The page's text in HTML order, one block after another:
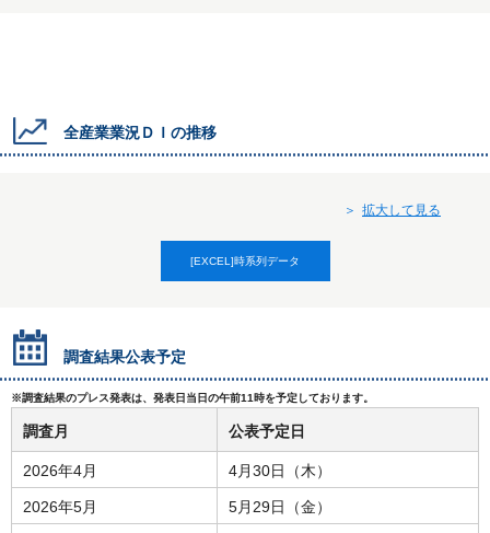
全産業業況ＤＩの推移
拡大して見る
[EXCEL]時系列データ
調査結果公表予定
※調査結果のプレス発表は、発表日当日の午前11時を予定しております。
調査月 公表予定日
2026年4月 4月30日（木）
2026年5月 5月29日（金）